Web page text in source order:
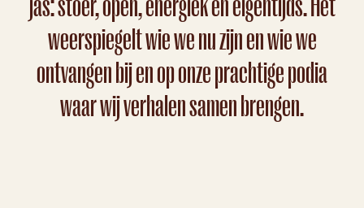
weerspiegelt wie we nu zijn en wie we
ontvangen bij en op onze prachtige podia
waar wij verhalen samen brengen.